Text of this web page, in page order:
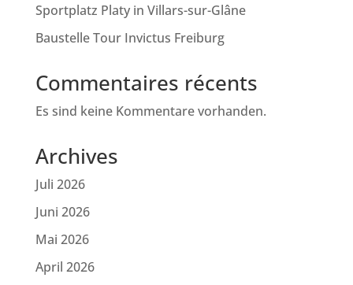
Sportplatz Platy in Villars-sur-Glâne
Baustelle Tour Invictus Freiburg
Commentaires récents
Es sind keine Kommentare vorhanden.
Archives
Juli 2026
Juni 2026
Mai 2026
April 2026